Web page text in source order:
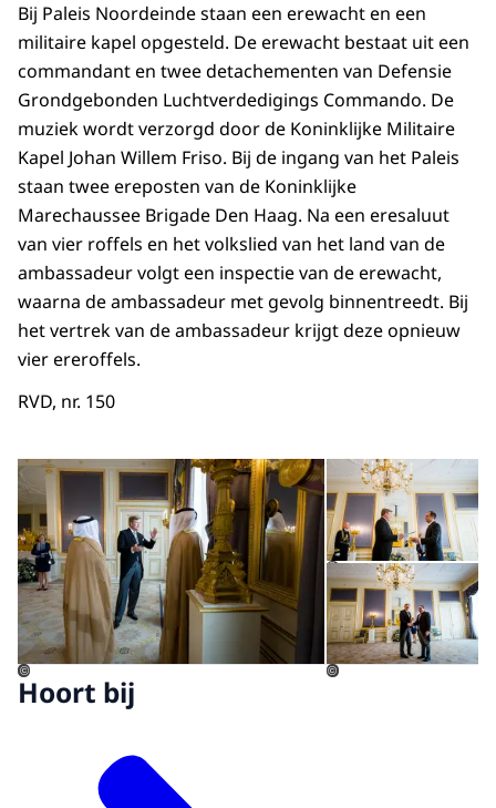
Bij Paleis Noordeinde staan een erewacht en een
militaire kapel opgesteld. De erewacht bestaat uit een
commandant en twee detachementen van Defensie
Grondgebonden Luchtverdedigings Commando. De
muziek wordt verzorgd door de Koninklijke Militaire
Kapel Johan Willem Friso. Bij de ingang van het Paleis
staan twee ereposten van de Koninklijke
Marechaussee Brigade Den Haag. Na een eresaluut
van vier roffels en het volkslied van het land van de
ambassadeur volgt een inspectie van de erewacht,
waarna de ambassadeur met gevolg binnentreedt. Bij
het vertrek van de ambassadeur krijgt deze opnieuw
vier ereroffels.
RVD, nr. 150
Open de galerij in vergrote
©
©
©
Hoort bij